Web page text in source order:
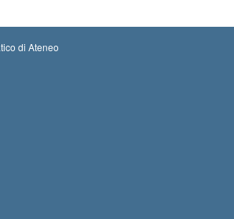
di Ateneo